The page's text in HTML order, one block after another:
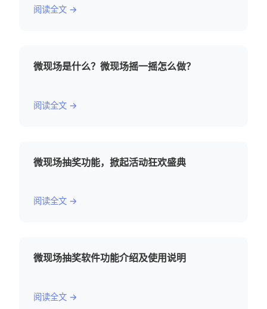
阅读全文 →
微现场是什么？微现场摇一摇怎么做？
阅读全文 →
微现场抽奖功能，掀起活动狂欢盛典
阅读全文 →
微现场抽奖软件功能介绍及使用说明
阅读全文 →